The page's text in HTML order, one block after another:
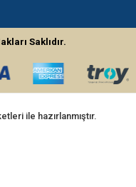
Saklıdır.
ile hazırlanmıştır.